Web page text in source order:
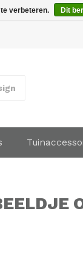
verbeteren. Dit